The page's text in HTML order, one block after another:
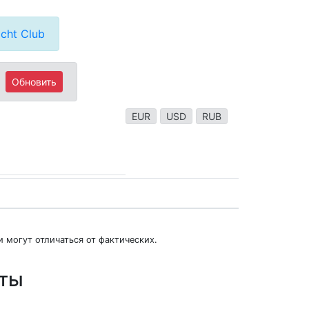
Club
Обновить
EUR USD RUB
отличаться от фактических.